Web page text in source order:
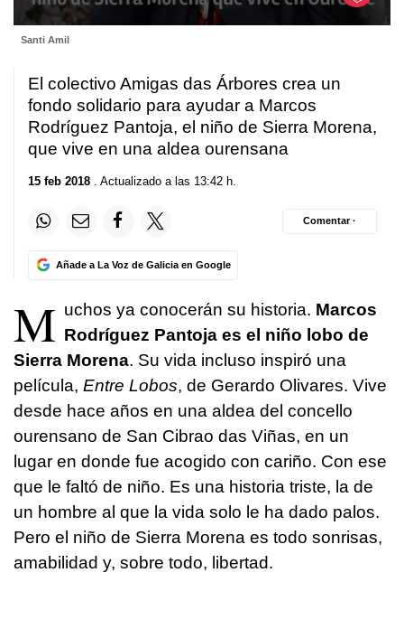
seconds
minutes,
16
seconds
Santi Amil
El colectivo Amigas das Árbores crea un
fondo solidario para ayudar a Marcos
Rodríguez Pantoja, el niño de Sierra Morena,
que vive en una aldea ourensana
15 feb 2018 . Actualizado a las 13:42 h.
Añade a La Voz de Galicia en Google
Comentar ·
M uchos ya conocerán su historia. Marcos
Rodríguez Pantoja es el niño lobo de
Sierra Morena. Su vida incluso inspiró una
película, Entre Lobos, de Gerardo Olivares. Vive
desde hace años en una aldea del concello
ourensano de San Cibrao das Viñas, en un
lugar en donde fue acogido con cariño. Con ese
que le faltó de niño. Es una historia triste, la de
un hombre al que la vida solo le ha dado palos.
Pero el niño de Sierra Morena es todo sonrisas,
amabilidad y, sobre todo, libertad.